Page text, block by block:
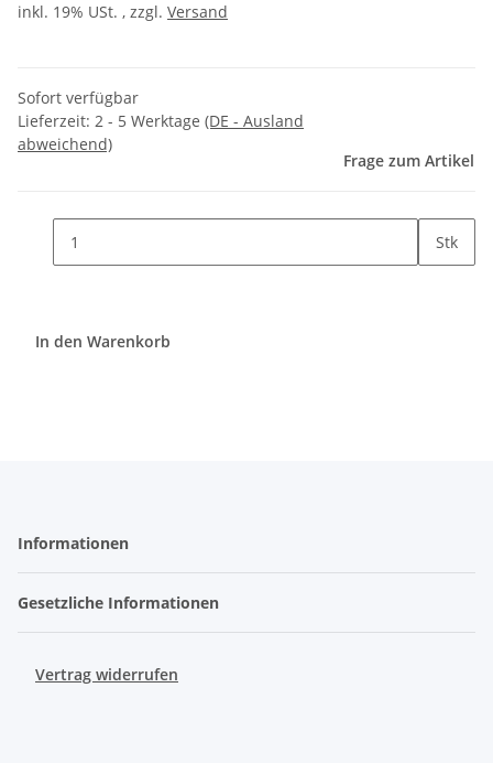
inkl. 19% USt. , zzgl. Versand
Sofort verfügbar
Lieferzeit: 2 - 5 Werktage (DE - Ausland
abweichend)
Frage zum Artikel
Stk
In den Warenkorb
Informationen
Gesetzliche Informationen
Vertrag widerrufen